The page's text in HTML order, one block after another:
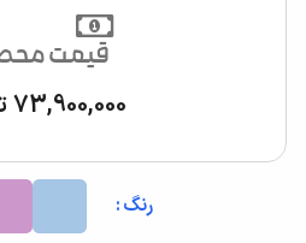
قیمت
73,900,000
رنگ